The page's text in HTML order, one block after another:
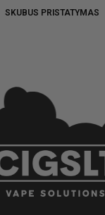
SKUBUS PRISTATYMAS